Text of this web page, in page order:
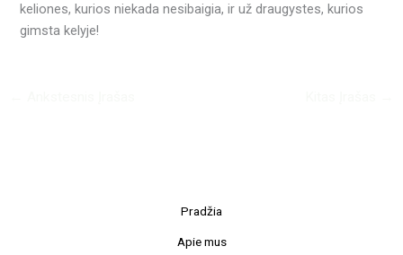
keliones, kurios niekada nesibaigia, ir už draugystes, kurios
gimsta kelyje!
Pradžia
Apie mus